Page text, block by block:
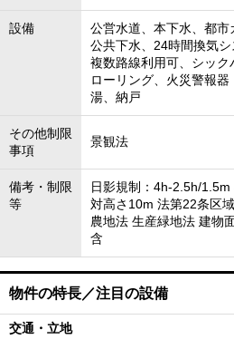
設備
公営水道、本下水、都市
公共下水、24時間換気シ
複数路線利用可、シッ
ローリング、火災警報
湯、納戸
その他制限
事項
景観法
備考・制限
等
日影規制：4h-2.5h/
対高さ10m 法第22条区
農地法 生産緑地法 建物
含
物件の特長／注目の設備
交通・立地